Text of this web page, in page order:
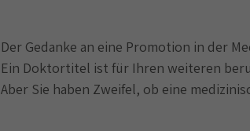
Der Gedanke an eine Promotion in der
Ein Doktortitel ist für Ihren weiteren
Aber Sie haben Zweifel, ob eine